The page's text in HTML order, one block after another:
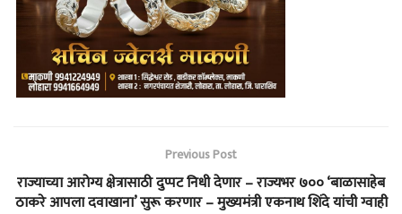
Previous Post
राज्याच्या आरोग्य क्षेत्रासाठी दुप्पट निधी देणार – राज्यभर ७०० ‘बाळासाहेब
ठाकरे आपला दवाखाना’ सुरू करणार – मुख्यमंत्री एकनाथ शिंदे यांची ग्वाही